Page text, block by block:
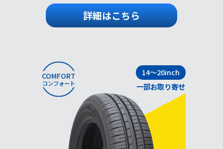
詳細はこちら
COMFORT
コンフォート
14～20inch
一部お取り寄せ